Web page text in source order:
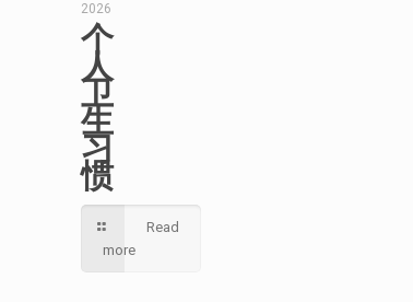
2026
个
人
卫
生
习
惯
Read
more